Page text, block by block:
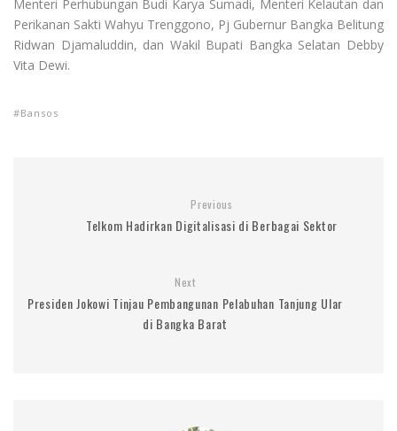
Menteri Perhubungan Budi Karya Sumadi, Menteri Kelautan dan
Perikanan Sakti Wahyu Trenggono, Pj Gubernur Bangka Belitung
Ridwan Djamaluddin, dan Wakil Bupati Bangka Selatan Debby
Vita Dewi.
Bansos
Previous
Telkom Hadirkan Digitalisasi di Berbagai Sektor
Next
Presiden Jokowi Tinjau Pembangunan Pelabuhan Tanjung Ular
di Bangka Barat